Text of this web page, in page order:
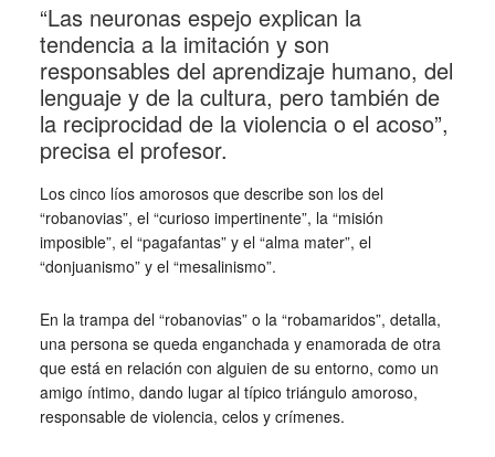
“Las neuronas espejo explican la
tendencia a la imitación y son
responsables del aprendizaje humano, del
lenguaje y de la cultura, pero también de
la reciprocidad de la violencia o el acoso”,
precisa el profesor.
Los cinco líos amorosos que describe son los del
“robanovias”, el “curioso impertinente”, la “misión
imposible”, el “pagafantas” y el “alma mater”, el
“donjuanismo” y el “mesalinismo”.
En la trampa del “robanovias” o la “robamaridos”, detalla,
una persona se queda enganchada y enamorada de otra
que está en relación con alguien de su entorno, como un
amigo íntimo, dando lugar al típico triángulo amoroso,
responsable de violencia, celos y crímenes.